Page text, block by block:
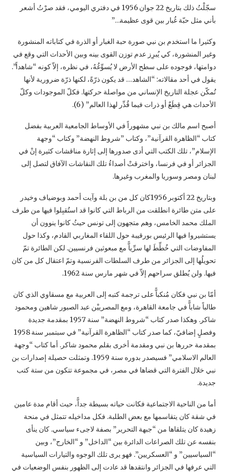
سجّلْتُ ذلك بتاريخ 22 جوان 1956 في دفتري ‏اليومي، فقد صرْتُ أشعر
بأني مثل حبّة غُبار بين قوى عظيمة…”‏
وكثيرا ما استخدم بن نبي صورة حبة الغبار أو الذرة في كتاباته المنشورة
وغير المنشورة، كي يُبرِز ‏عدم توزن القوى بينه وبين الأحداث التي وقع في
دوامتها، فوجوده على سطح الأرض لا يُسوِّغُهُ، في ‏نظره، إلاّ كونه “شاهداً”.
يقول في أحد مقالاته: “الشاهد… قد يكون ذرّةً، لكنها ذرّة ضرورية لأنها
تُمكّن ‏عجلة التاريخ الإنساني من مواصلة حركتها. فكلّ الموجودات وكلّ
الأحداث هي قِطَعٌ أو ذرات فيما قُدِّر ‏لهذا العالم” (6).‏
أصبح اسم مالك بن نبي مشهوراً في الأوساط الجامعية العربية بفضل
كتاب “الظاهرة القرآنية”، وكتاب ‏‏”شروط النهضة” وكتاب “وجهة
الإسلام”، تلك الكتب التي أدى صدورها إلى إثارة مناقشات كثيرة إنْ ‏في
الجزائر أو في فرنسا، واخترقتْ أصداءُ تلك النقاشات الآفاق لتصل إلى
لبنان ومصر وسوريا ‏والمغرب وغيرها.‏
وبتاريخ 22 أكتوبر 1956كان كل من بن بلة وآيت أحمد وبوضياف وخيدر
على متن طائرة انطلقت ‏من الرباط التي كانوا قد استُقبِلوا فيها من طرف
الملك محمد الخامس، وهم متجهون إلى تونس حيثُ ‏كانوا ينوون أن
يستشيروا فيها الرئيس بورقيبة حول اللقاء المغاربي القادم، وكذا حول
المفاوضات التي ‏خُطِّطَ لها سرِّياًّ مع مبعوثين فرنسيين. لكن الطائرة تمّ
تحويلُها إلى الجزائر من طرف السلطات الفرنسية ‏وتمّ اعتقال كل من كان
فيها. ولن يُطلق سراحهم إلاّ في شهر مارس سنة 1962.‏
أمّا بن نبي فكان مُنكباًّ على ترجمة كتبه إلى العربية مع مسقاوي الذي كان
طالباً شاباًّ في جامعة القاهرة، ‏ومع المصرييْن عبد الصبور شاهين ومحمود
شاكر. وهكذا صدر كتاب “شروط النهضة” سنة 1957 ‏بمقدمة جديدة
وفصلٍ إضافيّ، كما صدر كتاب “الظاهرة القرآنية” في سبتمبر سنة 1958
بمقدمة حررها ‏بن نبي ومقدمة أخرى بقلم محمود شاكر. أما كتاب “وجهة
العالم الاسلامي” فسيصدر بدوره سنة 1959. ‏وتمثلت حصيلة إصدارات بن
نبي خلال الفترة التي قضاها في مصر، في مجموعة تتكون من ستة كتب
‏جديدة. ‏
أما من الناحية الاجتماعية فكانت حياته بسيطة جداًّ، حيث أقام مدة عامين
في شقة كان يتقاسمها مع بعض ‏الطلبة. فكل مداخيله تتمثل في منحة
زهيدة كان يتلقاها من “جبهة التحرير” بصفة لاجىء سياسي. كان ‏ينأى
بنفسه عن تلك الصراعات الدائرة بين “الداخل” و “الخارج”، وبين
“السياسيين” و “العسكريين”. ‏فهو يرى تلك الوجوه والتيارات السياسية
التي عرفها في الجزائر وانتقدها قد عادت إلى الظهور بنفس ‏الوضعيات في